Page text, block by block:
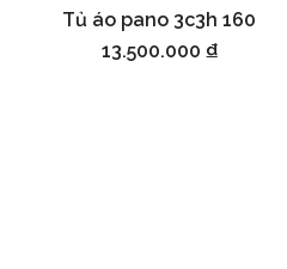
Thêm vào giỏ hàng
Tủ áo pano 3c3h 160
13.500.000 ₫